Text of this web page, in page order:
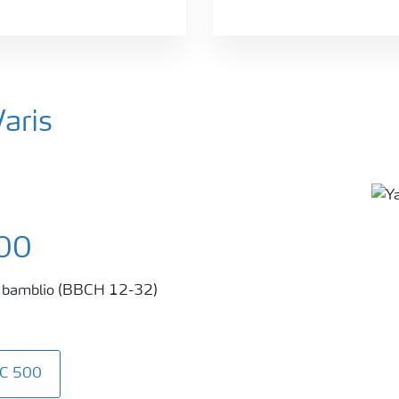
bamblio (BBCH 12-32)
500